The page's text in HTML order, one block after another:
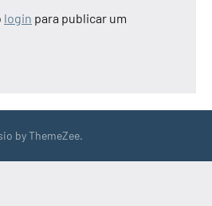
login para publicar um
by ThemeZee.